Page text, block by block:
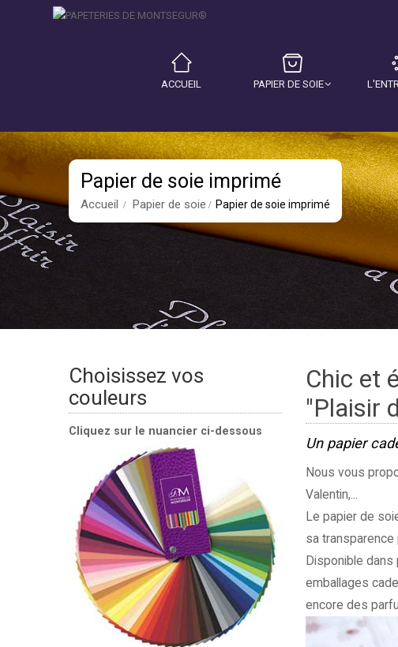
ACCUEIL PAPIER DE SOIE
Papier de soie imprimé
Accueil Papier de soie Papier de soie imprimé
Chic et
"Plaisir
Un papier
Nous vous
Valentin,...
Le papier de
sa
Disponible
emballages
encore des
Choisissez vos
couleurs
Cliquez sur le nuancier ci-dessous